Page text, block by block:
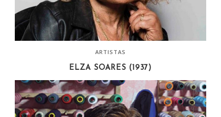
ARTISTAS
ELZA SOARES (1937)